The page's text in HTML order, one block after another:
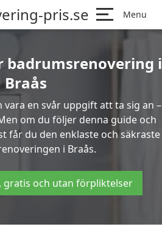
pris.se Menu
badrumsrenovering i
Braås
en svår uppgift att ta sig an –
om du följer denna guide och
får du den enklaste och säkraste
i Braås.
gratis och utan förpliktelser